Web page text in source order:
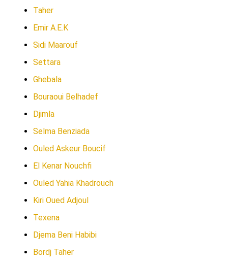
Taher
Emir A.E.K
Sidi Maarouf
Settara
Ghebala
Bouraoui Belhadef
Djimla
Selma Benziada
Ouled Askeur Boucif
El Kenar Nouchfi
Ouled Yahia Khadrouch
Kiri Oued Adjoul
Texena
Djema Beni Habibi
Bordj Taher